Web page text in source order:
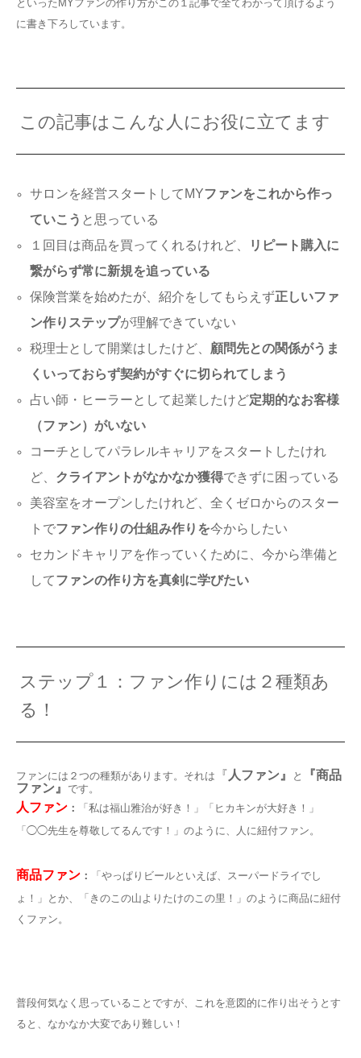
といったMYファンの作り方がこの１記事で全てわかって頂けるよう
に書き下ろしています。
この記事はこんな人にお役に立てます
サロンを経営スタートしてMYファンをこれから作っ
ていこう と思っている
１回目は商品を買ってくれるけれど、
リピート購入に
繋がらず常に新規を追っている
保険営業を始めたが、紹介をしてもらえず正しいファ
ン作りステップが理解できていない
税理士として開業はしたけど、 顧問先との関係がうま
くいっておらず契約がすぐに切られてしまう
占い師・ヒーラーとして起業したけど定期的なお客様
（ファン）がいない
コーチとしてパラレルキャリアをスタートしたけれ
ど、 クライアントがなかなか獲得できずに困っている
美容室をオープンしたけれど、全くゼロからのスター
トでファン作りの仕組み作りを今からしたい
セカンドキャリアを作っていくために、今から準備と
してファンの作り方を真剣に学びたい
ステップ１：ファン作りには２種類あ
る！
ファンには２つの種類があります。それは 『 人ファン』 と
『商品
ファン』
です。
人ファン ：
「私は福山雅治が好き！」「ヒカキンが大好き！」
「◯◯先生を尊敬してるんです！」のように、人に紐付ファン。
商品ファン ：
「やっぱりビールといえば、スーパードライでし
ょ！」とか、「きのこの山よりたけのこの里！」のように商品に紐付
くファン。
普段何気なく思っていることですが、これを意図的に作り出そうとす
ると、なかなか大変であり難しい！